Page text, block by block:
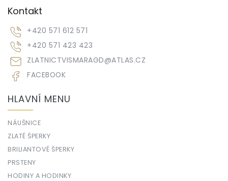
Kontakt
ZLATNICTVISMARAGD@ATLAS.CZ
+420 571 612 571
+420 571 423 423
FACEBOOK
HLAVNÍ MENU
NÁUŠNICE
ZLATÉ ŠPERKY
BRILIANTOVÉ ŠPERKY
PRSTENY
HODINY A HODINKY